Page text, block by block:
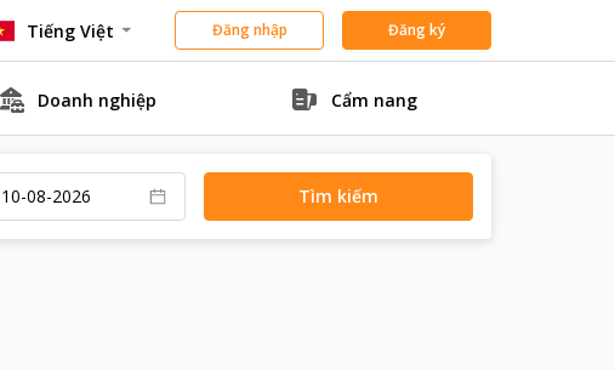
Tiếng Việt Đăng nhập Đăng ký
Doanh nghiệp Cẩm nang
Tìm kiếm